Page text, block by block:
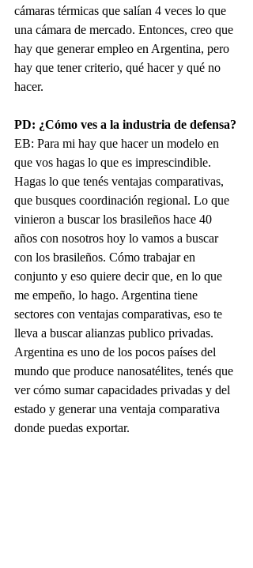
cámaras térmicas que salían 4 veces lo que
una cámara de mercado. Entonces, creo que
hay que generar empleo en Argentina, pero
hay que tener criterio, qué hacer y qué no
hacer.
PD: ¿Cómo ves a la industria de defensa?
EB: Para mi hay que hacer un modelo en
que vos hagas lo que es imprescindible.
Hagas lo que tenés ventajas comparativas,
que busques coordinación regional. Lo que
vinieron a buscar los brasileños hace 40
años con nosotros hoy lo vamos a buscar
con los brasileños. Cómo trabajar en
conjunto y eso quiere decir que, en lo que
me empeño, lo hago. Argentina tiene
sectores con ventajas comparativas, eso te
lleva a buscar alianzas publico privadas.
Argentina es uno de los pocos países del
mundo que produce nanosatélites, tenés que
ver cómo sumar capacidades privadas y del
estado y generar una ventaja comparativa
donde puedas exportar.